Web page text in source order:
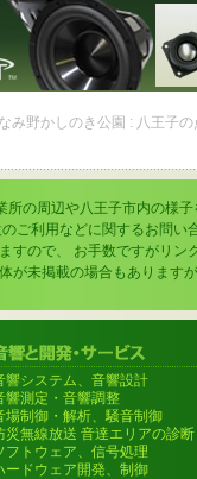
み野かしのき公園 : 八王子
所の周辺や八王子市内の様
ご利用などに関するお問い
すので、 お手数ですがリン
が未掲載の場合もあります
響システム、音響設計
響測定・音響調整
場制御・解析、騒音制御
災無線放送 音達エリアの診断
フトウェア、信号処理
ードウェア開発、制御